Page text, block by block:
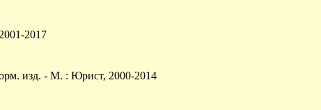
2017
изд. - М. : Юрист, 2000-2014